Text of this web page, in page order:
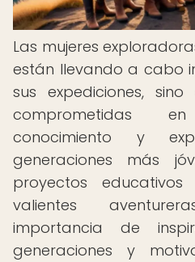
Las mujeres
están llevando a cabo
sus expediciones,
comprometidas
conocimiento y
generaciones más
proyectos
valientes
importancia de
generaciones y